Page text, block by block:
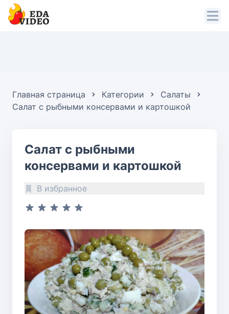
Главная страница Категории
Салаты
Салат с рыбными консервами и картошкой
Салат с рыбными
консервами и картошкой
В избранное